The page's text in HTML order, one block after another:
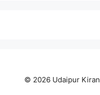
© 2026 Udaipur Kiran